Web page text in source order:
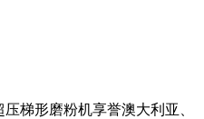
梯形磨粉机享誉澳大利亚、